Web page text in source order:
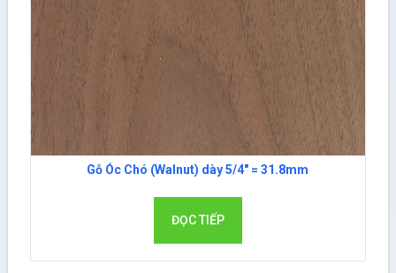
Gỗ Óc Chó (Walnut) dày 5/4″ = 31.8mm
ĐỌC TIẾP